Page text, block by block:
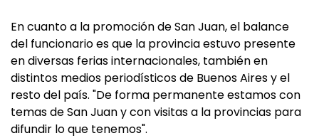
En cuanto a la promoción de San Juan, el balance
del funcionario es que la provincia estuvo presente
en diversas ferias internacionales, también en
distintos medios periodísticos de Buenos Aires y el
resto del país. "De forma permanente estamos con
temas de San Juan y con visitas a la provincias para
difundir lo que tenemos".